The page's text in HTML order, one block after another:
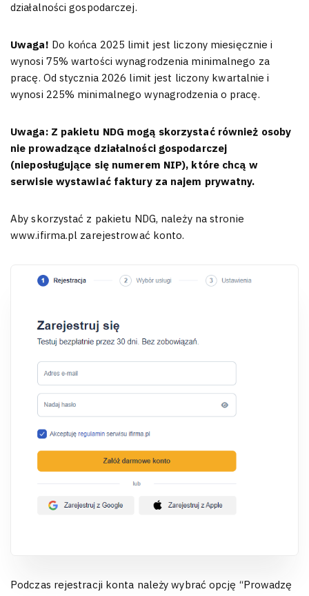
działalności gospodarczej.
Uwaga! Do końca 2025 limit jest liczony miesięcznie i
wynosi 75% wartości wynagrodzenia minimalnego za
pracę. Od stycznia 2026 limit jest liczony kwartalnie i
wynosi 225% minimalnego wynagrodzenia o pracę.
Uwaga: Z pakietu NDG mogą skorzystać również osoby
nie prowadzące działalności gospodarczej
(nieposługujące się numerem NIP), które chcą w
serwisie wystawiać faktury za najem prywatny.
Aby skorzystać z pakietu NDG, należy na stronie
www.ifirma.pl zarejestrować konto.
Podczas rejestracji konta należy wybrać opcję “Prowadzę